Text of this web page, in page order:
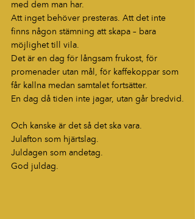
med dem man har.
Att inget behöver presteras. Att det inte
finns någon stämning att skapa – bara
möjlighet till vila.
Det är en dag för långsam frukost, för
promenader utan mål, för kaffekoppar som
får kallna medan samtalet fortsätter.
En dag då tiden inte jagar, utan går bredvid.
Och kanske är det så det ska vara.
Julafton som hjärtslag.
Juldagen som andetag.
God juldag.